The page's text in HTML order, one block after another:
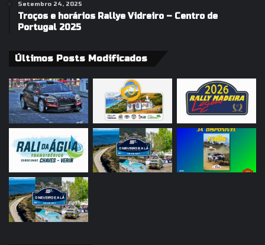
Setembro 24, 2025
Troços e horários Rallye Vidreiro – Centro de
Portugal 2025
Últimos Posts Modificados